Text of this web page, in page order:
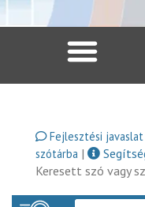
Fejlesztési javaslat
szótárba |
Keresett szó vagy